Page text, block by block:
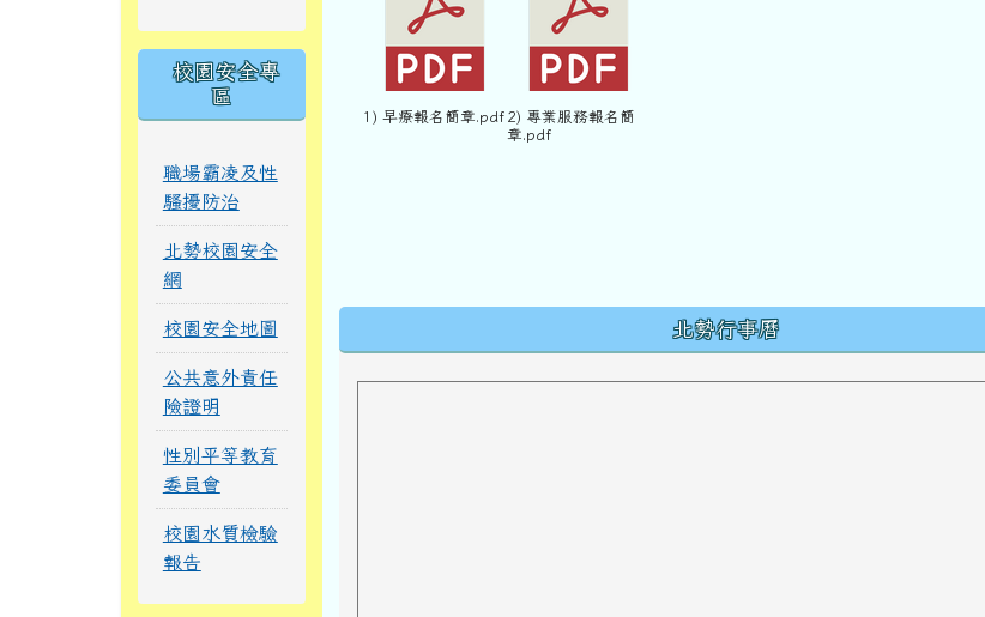
校園安全專
區
職場霸凌及性
騷擾防治
北勢校園安全
網
校園安全地圖
公共意外責任
險證明
性別平等教育
委員會
校園水質檢驗
報告
1) 早療報名簡章.pdf 2) 專業服務報名簡
章.pdf
北勢行事曆